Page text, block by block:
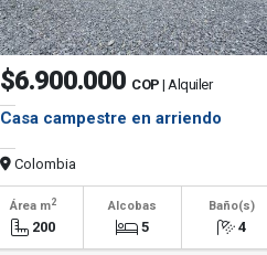
$6.900.000 COP | Alquiler
Casa campestre en arriendo
Colombia
Área m2
200
Alcobas
5
Baño(s)
4